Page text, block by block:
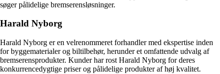
søger pålidelige bremserensløsninger.
Harald Nyborg
Harald Nyborg er en velrenommeret forhandler med ekspertise inden
for byggematerialer og biltilbehør, herunder et omfattende udvalg af
bremserensprodukter. Kunder har rost Harald Nyborg for deres
konkurrencedygtige priser og pålidelige produkter af høj kvalitet.